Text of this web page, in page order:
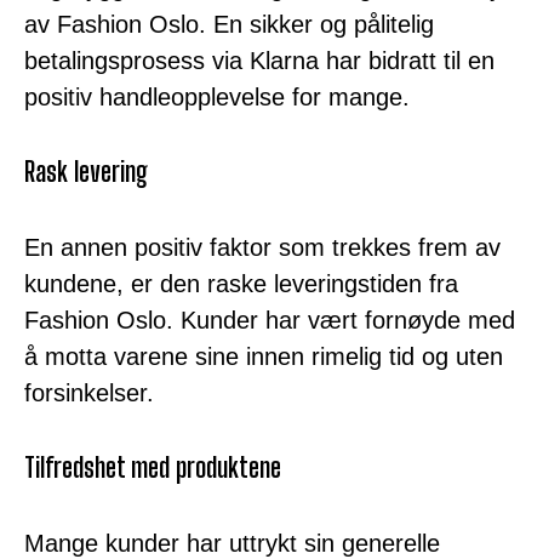
av Fashion Oslo. En sikker og pålitelig
betalingsprosess via Klarna har bidratt til en
positiv handleopplevelse for mange.
Rask levering
En annen positiv faktor som trekkes frem av
kundene, er den raske leveringstiden fra
Fashion Oslo. Kunder har vært fornøyde med
å motta varene sine innen rimelig tid og uten
forsinkelser.
Tilfredshet med produktene
Mange kunder har uttrykt sin generelle